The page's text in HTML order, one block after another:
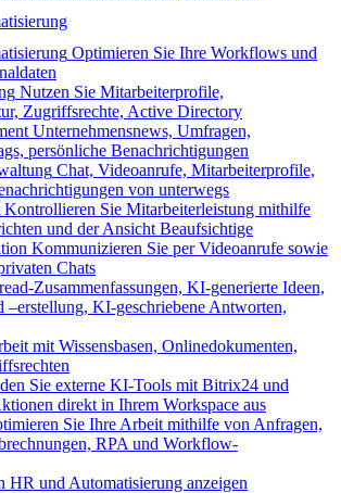
Optimieren Sie Ihre Workflows und
Nutzen Sie Mitarbeiterprofile,
Zugriffsrechte, Active Directory
Unternehmensnews, Umfragen,
persönliche Benachrichtigungen
Chat, Videoanrufe, Mitarbeiterprofile,
von unterwegs
Kontrollieren Sie Mitarbeiterleistung mithilfe
und der Ansicht Beaufsichtige
Kommunizieren Sie per Videoanrufe sowie
Chats
Zusammenfassungen, KI-generierte Ideen,
–erstellung, KI-geschriebene Antworten,
mit Wissensbasen, Onlinedokumenten,
Sie externe KI-Tools mit Bitrix24 und
direkt in Ihrem Workspace aus
Sie Ihre Arbeit mithilfe von Anfragen,
RPA und Workflow-
HR und Automatisierung anzeigen